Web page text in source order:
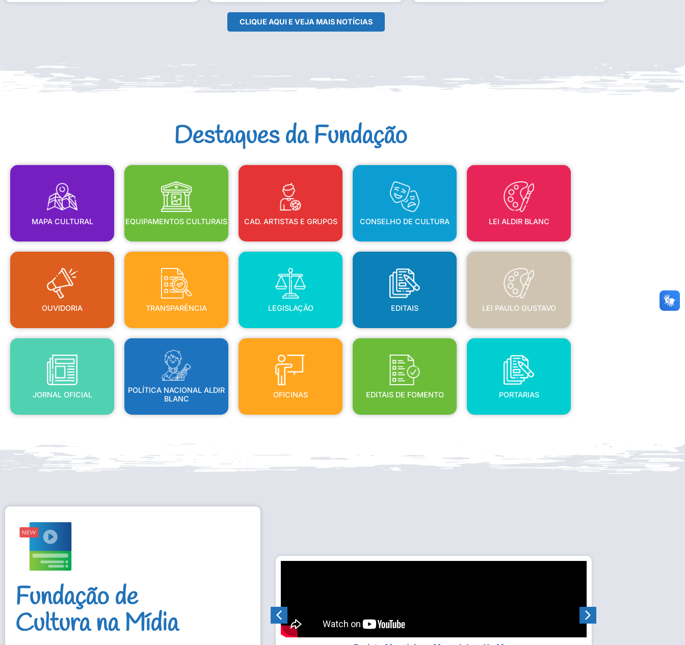
CLIQUE AQUI E VEJA MAIS NOTÍCIAS
Destaques da Fundação
MAPA CULTURAL
MAPA CULTURAL
EQUIPAMENTOS CULTURAIS
EQUIPAMENTOS CULTURAIS
CAD. ARTISTAS E GRUPOS
CAD. ARTISTAS E GRUPOS
CONSELHO DE CULTURA
CONSELHO DE CULTURA
LEI ALDIR BLANC
LEI ALDIR BLANC
OUVIDORIA
OUVIDORIA
TRANSPARÊNCIA
TRANSPARÊNCIA
LEGISLAÇÃO
LEGISLAÇÃO
EDITAIS
EDITAIS
LEI PAULO GUSTAVO
LEI PAULO GUSTAVO
JORNAL OFICIAL
JORNAL OFICIAL
POLÍTICA NACIONAL ALDIR
BLANC
POLÍTICA NACIONAL ALDIR
BLANC
OFICINAS
OFICINAS
EDITAIS DE FOMENTO
EDITAIS DE FOMENTO
PORTARIAS
PORTARIAS
Fundação de
Cultura na Mídia